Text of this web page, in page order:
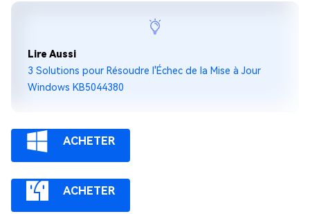
Lire Aussi
3 Solutions pour Résoudre l'Échec de la Mise à Jour
Windows KB5044380
ACHETER
ACHETER